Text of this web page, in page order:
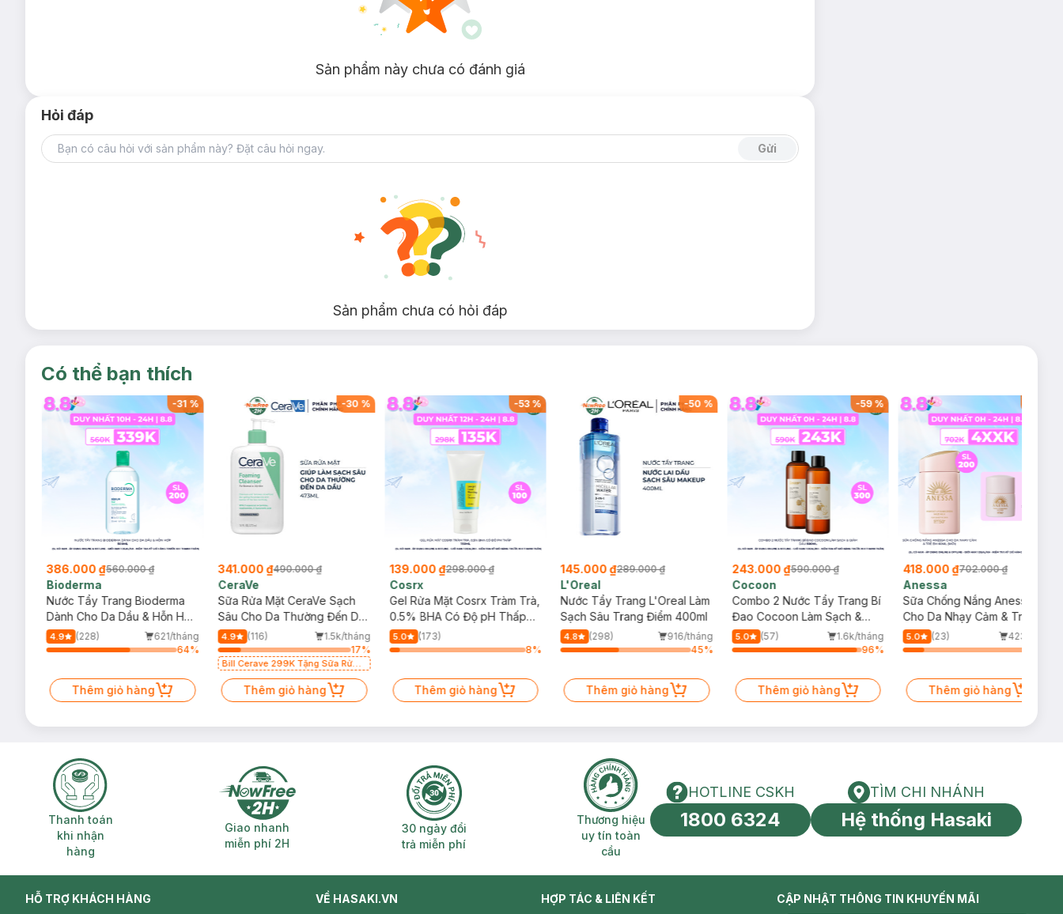
Sản phẩm này chưa có đánh giá
Hỏi đáp
Gửi
Sản phẩm chưa có hỏi đáp
Có thể bạn thích
-31 %
386.000 ₫560.000 ₫
Bioderma
Nước Tẩy Trang Bioderma
Dành Cho Da Dầu & Hỗn Hợp
500ml
4.9 (228)
621/tháng
64%
Thêm giỏ hàng
-30 %
341.000 ₫490.000 ₫
CeraVe
Sữa Rửa Mặt CeraVe Sạch
Sâu Cho Da Thường Đến Da
Dầu 473ml
4.9 (116)
1.5k/tháng
17%
Bill Cerave 299K Tặng Sữa Rửa
Mặt Cerave 30ml (SL có hạn)
Thêm giỏ hàng
-53%
139.000 ₫298.000 ₫
Cosrx
Gel Rửa Mặt Cosrx Tràm Trà,
0.5% BHA Có Độ pH Thấp
150ml
5.0
(173)
8%
Thêm giỏ hàng
-50 %
145.000 ₫289.000 ₫
L'Oreal
Nước Tẩy Trang L'Oreal Làm
Sạch Sâu Trang Điểm 400ml
4.8 (298)
916/tháng
45%
Thêm giỏ hàng
-59%
243.000 ₫590.000 ₫
Cocoon
Combo 2 Nước Tẩy Trang Bí
Đao Cocoon Làm Sạch &
Giảm Dầu 500ml
5.0 (57)
1.6k/tháng
96%
Thêm giỏ hàng
418.000 ₫702.000 ₫
Anessa
Sữa Chống Nắng Anessa
Cho Da Nhạy Cảm & Trẻ Em
60ml (Mới)
5.0 (23)
423/tháng
Thêm giỏ hàng
Thanh toán khi nhận hàng
Thanh toán
khi nhận
hàng
Giao nhanh miễn phí 2H
Giao nhanh
miễn phí 2H
30 ngày đổi trả miễn phí
30 ngày đổi
trả miễn phí
Thương hiệu uy tín toàn cầu
Thương hiệu
uy tín toàn
cầu
HOTLINE CSKH
HOTLINE CSKH
1800 6324
Tìm chi nhánh
TÌM CHI NHÁNH
Hệ thống Hasaki
HỖ TRỢ KHÁCH HÀNG VỀ HASAKI.VN HỢP TÁC & LIÊN KẾT CẬP NHẬT THÔNG TIN KHUYẾN MÃI